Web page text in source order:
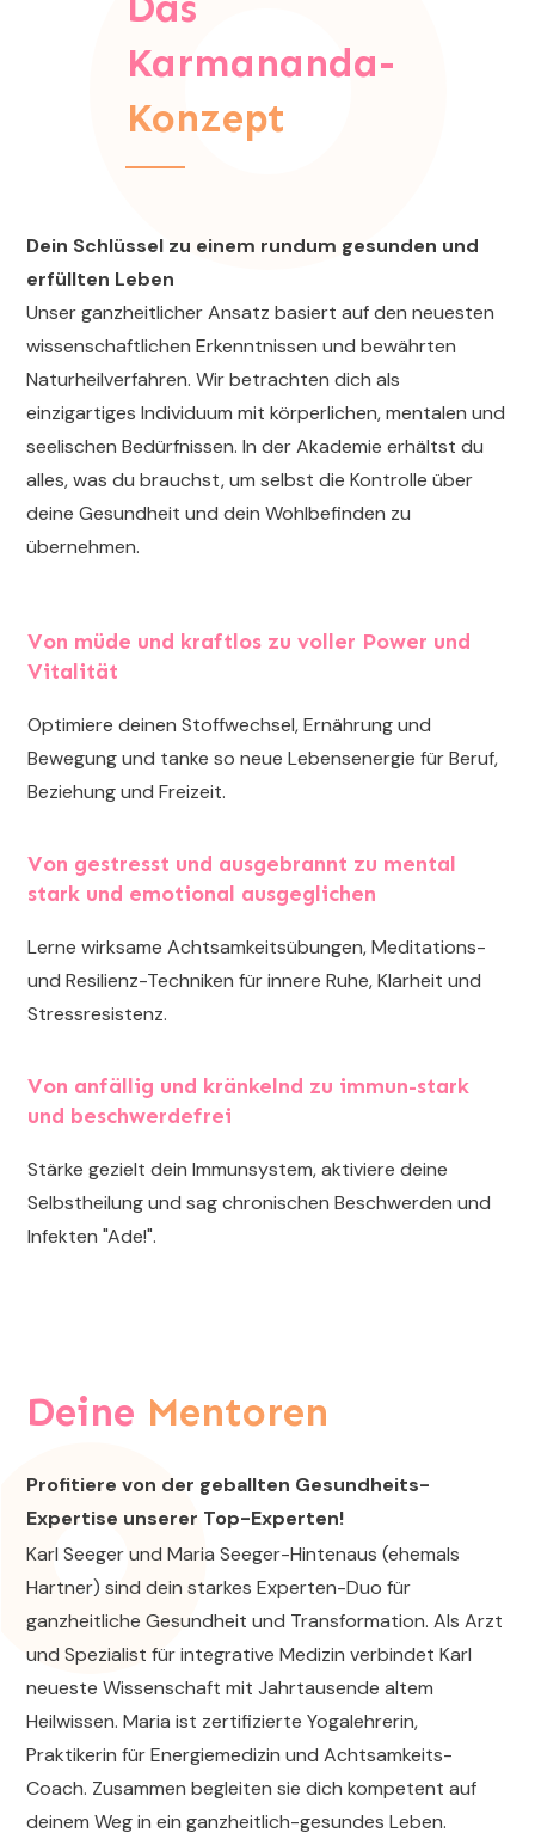
Karmananda-
Konzept
Dein Schlüssel zu einem rundum gesunden und
erfüllten Leben
Unser ganzheitlicher Ansatz basiert auf den neuesten
wissenschaftlichen Erkenntnissen und bewährten
Naturheilverfahren. Wir betrachten dich als
einzigartiges Individuum mit körperlichen, mentalen und
seelischen Bedürfnissen. In der Akademie erhältst du
alles, was du brauchst, um selbst die Kontrolle über
deine Gesundheit und dein Wohlbefinden zu
übernehmen.
Von müde und kraftlos zu voller Power und
Vitalität
Optimiere deinen Stoffwechsel, Ernährung und
Bewegung und tanke so neue Lebensenergie für Beruf,
Beziehung und Freizeit.
Von gestresst und ausgebrannt zu mental
stark und emotional ausgeglichen
Lerne wirksame Achtsamkeitsübungen, Meditations-
und Resilienz-Techniken für innere Ruhe, Klarheit und
Stressresistenz.
Von anfällig und kränkelnd zu immun-stark
und beschwerdefrei
Stärke gezielt dein Immunsystem, aktiviere deine
Selbstheilung und sag chronischen Beschwerden und
Infekten "Ade!".
Deine Mentoren
Profitiere von der geballten Gesundheits-
Expertise unserer Top-Experten!
Karl Seeger und Maria Seeger-Hintenaus (ehemals
Hartner) sind dein starkes Experten-Duo für
ganzheitliche Gesundheit und Transformation. Als Arzt
und Spezialist für integrative Medizin verbindet Karl
neueste Wissenschaft mit Jahrtausende altem
Heilwissen. Maria ist zertifizierte Yogalehrerin,
Praktikerin für Energiemedizin und Achtsamkeits-
Coach. Zusammen begleiten sie dich kompetent auf
deinem Weg in ein ganzheitlich-gesundes Leben.